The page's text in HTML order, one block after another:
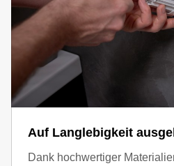
Auf Langlebigkeit
Dank hochwertiger